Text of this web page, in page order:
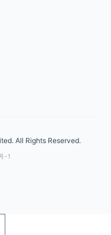
All Rights Reserved.
-1